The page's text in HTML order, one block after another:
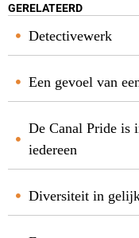
GERELATEERD
Detectivewerk
Een gevoel van
De Canal Pride is
iedereen
Diversiteit in